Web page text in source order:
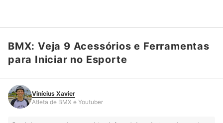
Vinícius Xavier
Atleta de BMX e Youtuber
BMX: Veja 9 Acessórios e Ferramentas
para Iniciar no Esporte
Vinícius Xavier
Atleta de BMX e Youtuber